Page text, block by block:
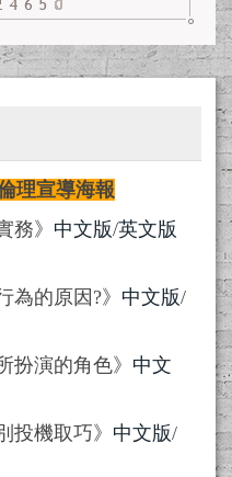
理宣導海報
務》 中文版/英文版
的原因?》 中文版/
扮演的角色》 中文
投機取巧》 中文版/